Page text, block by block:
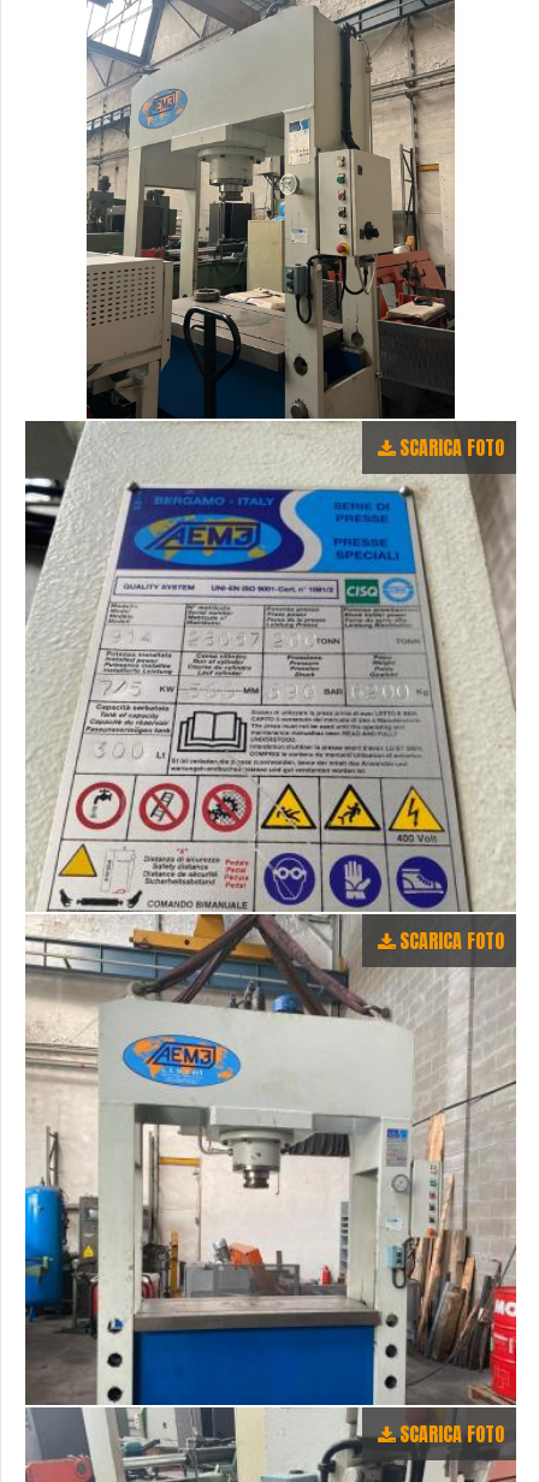
SCARICA FOTO
SCARICA FOTO
SCARICA FOTO